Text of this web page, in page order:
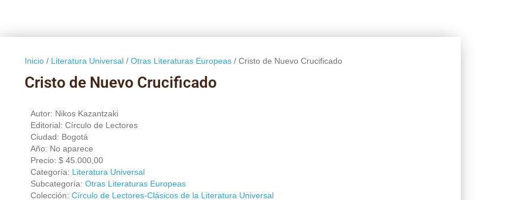
Inicio/ Literatura Universal/ Otras Literaturas Europeas/ Cristo de Nuevo Crucificado
Cristo de Nuevo Crucificado
Autor: Nikos Kazantzaki
Editorial: Círculo de Lectores
Ciudad: Bogotá
Año: No aparece
Precio: $45.000,00
Categoría: Literatura Universal
Subcategoría: Otras Literaturas Europeas
Colección: Círculo de Lectores-Clásicos de la Literatura Universal